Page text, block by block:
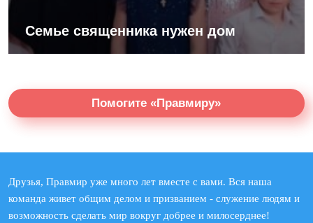
Семье священника нужен дом
Помогите «Правмиру»
Друзья, Правмир уже много лет вместе с вами. Вся наша
команда живет общим делом и призванием - служение людям и
возможность сделать мир вокруг добрее и милосерднее!